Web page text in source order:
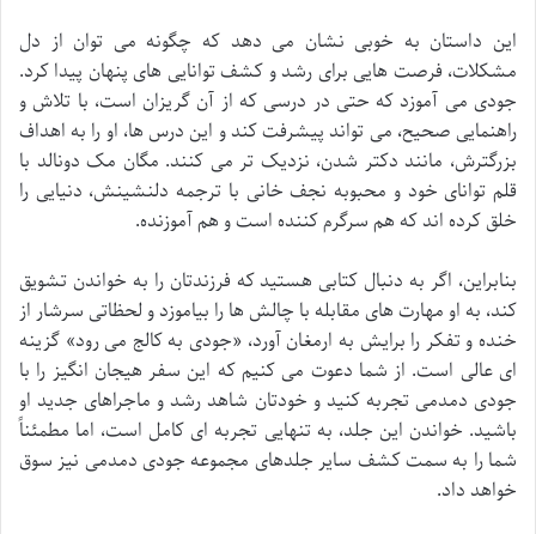
این داستان به خوبی نشان می دهد که چگونه می توان از دل
مشکلات، فرصت هایی برای رشد و کشف توانایی های پنهان پیدا کرد.
جودی می آموزد که حتی در درسی که از آن گریزان است، با تلاش و
راهنمایی صحیح، می تواند پیشرفت کند و این درس ها، او را به اهداف
بزرگترش، مانند دکتر شدن، نزدیک تر می کنند. مگان مک دونالد با
قلم توانای خود و محبوبه نجف خانی با ترجمه دلنشینش، دنیایی را
خلق کرده اند که هم سرگرم کننده است و هم آموزنده.
بنابراین، اگر به دنبال کتابی هستید که فرزندتان را به خواندن تشویق
کند، به او مهارت های مقابله با چالش ها را بیاموزد و لحظاتی سرشار از
خنده و تفکر را برایش به ارمغان آورد، «جودی به کالج می رود» گزینه
ای عالی است. از شما دعوت می کنیم که این سفر هیجان انگیز را با
جودی دمدمی تجربه کنید و خودتان شاهد رشد و ماجراهای جدید او
باشید. خواندن این جلد، به تنهایی تجربه ای کامل است، اما مطمئناً
شما را به سمت کشف سایر جلدهای مجموعه جودی دمدمی نیز سوق
خواهد داد.